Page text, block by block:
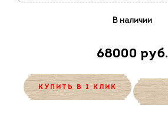
В наличии
68000 руб.
КУПИТЬ В 1 КЛИК